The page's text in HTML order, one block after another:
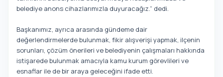
belediye anons cihazlarımızla duyuracağız.” dedi.
Başkanımız, ayrıca arasında gündeme dair
değerlendirmelerde bulunmak, fikir alışverişi yapmak, ilçenin
sorunları, çözüm önerileri ve belediyenin çalışmaları hakkında
istişarede bulunmak amacıyla kamu kurum görevlileri ve
esnaflar ile de bir araya geleceğini ifade etti.